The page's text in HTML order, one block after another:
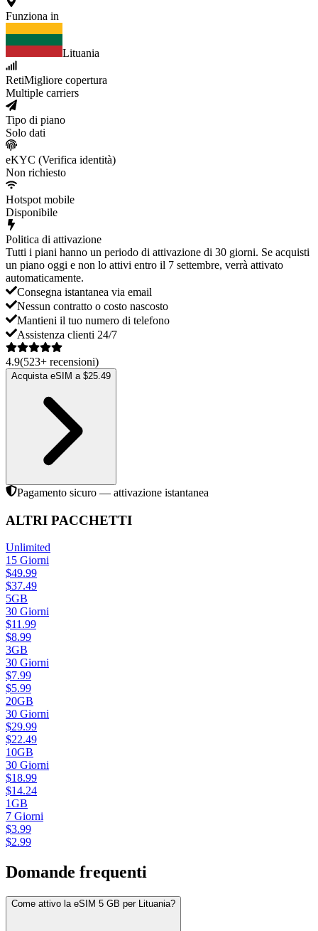
Funziona in
Lituania
RetiMigliore copertura
Multiple carriers
Tipo di piano
Solo dati
eKYC (Verifica identità)
Non richiesto
Hotspot mobile
Disponibile
Politica di attivazione
Tutti i piani hanno un periodo di attivazione di 30 giorni. Se acquisti
un piano oggi e non lo attivi entro il 7 settembre, verrà attivato
automaticamente.
Consegna istantanea via email
Nessun contratto o costo nascosto
Mantieni il tuo numero di telefono
Assistenza clienti 24/7
4.9(523+ recensioni)
Acquista eSIM a $25.49
Pagamento sicuro — attivazione istantanea
ALTRI PACCHETTI
Unlimited
15 Giorni
$49.99
$37.49
5GB
30 Giorni
$11.99
$8.99
3GB
30 Giorni
$7.99
$5.99
20GB
30 Giorni
$29.99
$22.49
10GB
30 Giorni
$18.99
$14.24
1GB
7 Giorni
$3.99
$2.99
Domande frequenti
Come attivo la eSIM 5 GB per Lituania?